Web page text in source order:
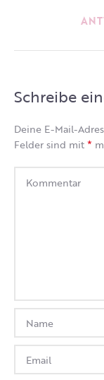
Schreibe
Deine E-Mail-
Felder sind mit*